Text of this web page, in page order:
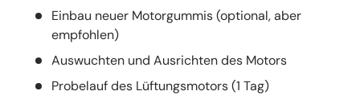
Einbau neuer Motorgummis (optional, aber
empfohlen)
Auswuchten und Ausrichten des Motors
Probelauf des Lüftungsmotors (1 Tag)